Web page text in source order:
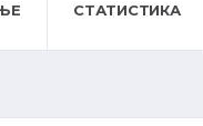
СТАТИСТИКА